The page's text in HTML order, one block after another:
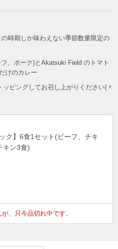
時期しか味わえない季節数量限定の
、ポーク)とAkatsuki Field のトマト
けのカレー
ピングしてお召し上がりください(〃
ク】6食1セット(ビーフ、チキ
キン3食)
、只今品切れ中です。